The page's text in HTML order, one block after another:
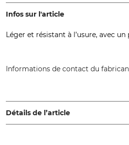
Infos sur l'article
Léger et résistant à l’usure, avec
Informations de contact du
28876 Oyten, Germany,
Détails de l’article